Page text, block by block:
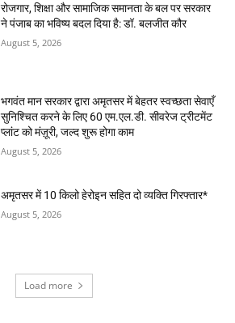
रोजगार, शिक्षा और सामाजिक समानता के बल पर सरकार
ने पंजाब का भविष्य बदल दिया है: डॉ. बलजीत कौर
August 5, 2026
भगवंत मान सरकार द्वारा अमृतसर में बेहतर स्वच्छता सेवाएँ
सुनिश्चित करने के लिए 60 एम.एल.डी. सीवरेज ट्रीटमेंट
प्लांट को मंज़ूरी, जल्द शुरू होगा काम
August 5, 2026
अमृतसर में 10 किलो हेरोइन सहित दो व्यक्ति गिरफ्तार*
August 5, 2026
Load more